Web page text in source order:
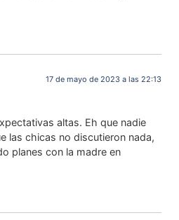
17 de mayo de 2023 a las 22:13
altas. Eh que nadie
las chicas no discutieron nada,
planes con la madre en